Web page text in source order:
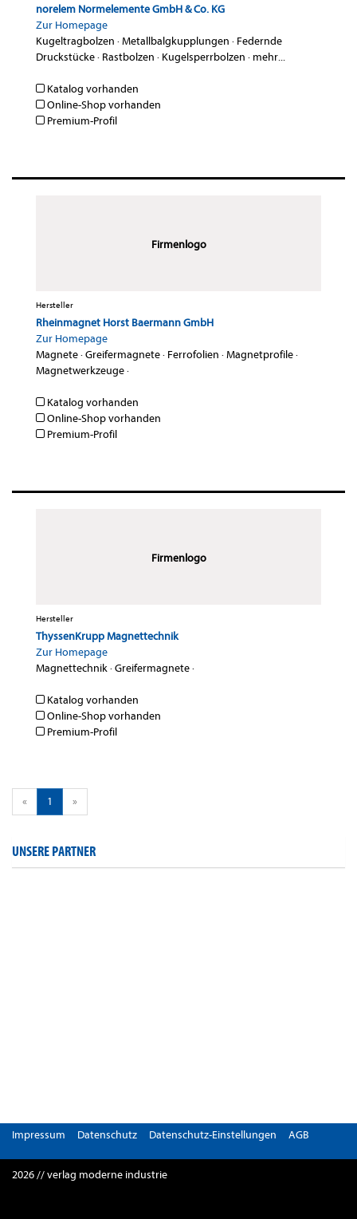
norelem Normelemente GmbH & Co. KG
Zur Homepage
Kugeltragbolzen ·Metallbalgkupplungen · Federnde
Druckstücke· Rastbolzen · Kugelsperrbolzen · mehr...
Katalog vorhanden
Online-Shop vorhanden
Premium-Profil
Firmenlogo
Hersteller
Rheinmagnet Horst Baermann GmbH
Zur Homepage
Magnete·Greifermagnete· Ferrofolien ·Magnetprofile·
Magnetwerkzeuge·
Katalog vorhanden
Online-Shop vorhanden
Premium-Profil
Firmenlogo
Hersteller
ThyssenKrupp Magnettechnik
Zur Homepage
Magnettechnik·Greifermagnete·
Katalog vorhanden
Online-Shop vorhanden
Premium-Profil
« 1 »
UNSERE PARTNER
Impressum Datenschutz Datenschutz-Einstellungen AGB
2026 // verlag moderne industrie